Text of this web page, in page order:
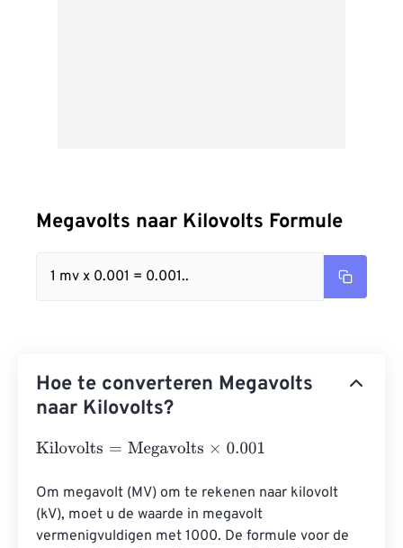
Megavolts naar Kilovolts Formule
1 mv x 0.001 = 0.001..
Hoe te converteren Megavolts
naar Kilovolts?
Kilovolts=Megavolts×0.001
Om megavolt (MV) om te rekenen naar kilovolt
(kV), moet u de waarde in megavolt
vermenigvuldigen met 1000. De formule voor de